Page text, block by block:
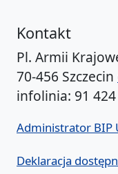
Kontakt
Pl. Armii
70-456 Szczecin
infolinia: 91
Administrator BIP
Deklaracja